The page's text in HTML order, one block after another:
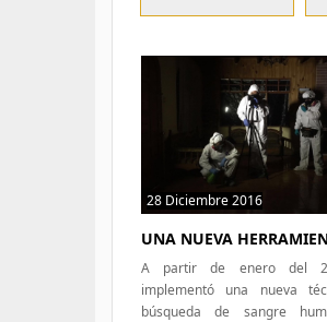
28 Diciembre 2016
UNA NUEVA
A partir de enero del
implementó una nueva
búsqueda de sangre